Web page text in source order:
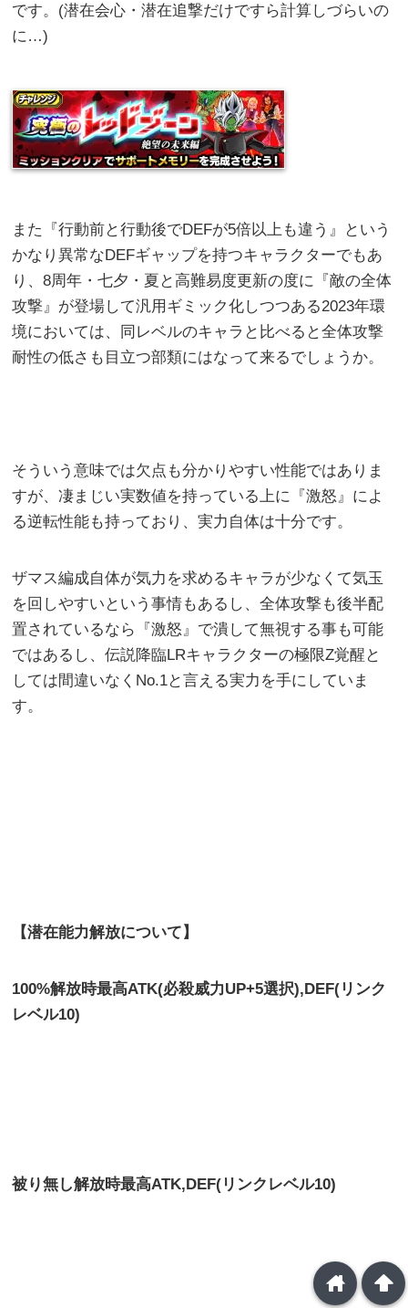
です。(潜在会心・潜在追撃だけですら計算しづらいの
に…)
また『行動前と行動後でDEFが5倍以上も違う』という
かなり異常なDEFギャップを持つキャラクターでもあ
り、8周年・七夕・夏と高難易度更新の度に『敵の全体
攻撃』が登場して汎用ギミック化しつつある2023年環
境においては、同レベルのキャラと比べると全体攻撃
耐性の低さも目立つ部類にはなって来るでしょうか。
そういう意味では欠点も分かりやすい性能ではありま
すが、凄まじい実数値を持っている上に『激怒』によ
る逆転性能も持っており、実力自体は十分です。
ザマス編成自体が気力を求めるキャラが少なくて気玉
を回しやすいという事情もあるし、全体攻撃も後半配
置されているなら『激怒』で潰して無視する事も可能
ではあるし、伝説降臨LRキャラクターの極限Z覚醒と
しては間違いなくNo.1と言える実力を手にしていま
す。
【潜在能力解放について】
100%解放時最高ATK(必殺威力UP+5選択),DEF(リンク
レベル10)
被り無し解放時最高ATK,DEF(リンクレベル10)
arrowup
home